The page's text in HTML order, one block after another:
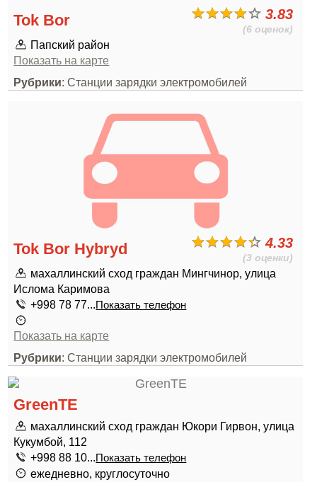
3.83
(6 оценок)
Tok Bor
Папский район
Показать на карте
Рубрики: Станции зарядки электромобилей
4.33
(3 оценки)
Tok Bor Hybryd
махаллинский сход граждан Мингчинор, улица
Ислома Каримова
+998 78 77...Показать телефон
Показать на карте
Рубрики: Станции зарядки электромобилей
GreenTE
махаллинский сход граждан Юкори Гирвон, улица
Кукумбой, 112
+998 88 10...Показать телефон
ежедневно, круглосуточно